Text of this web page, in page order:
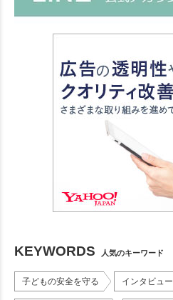
KEYWORDS 人気のキーワード
子どもの安全を守る インタビュー